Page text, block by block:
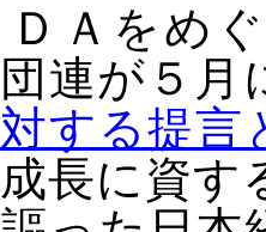
Ａをめ
連が５月
する提言
長に資